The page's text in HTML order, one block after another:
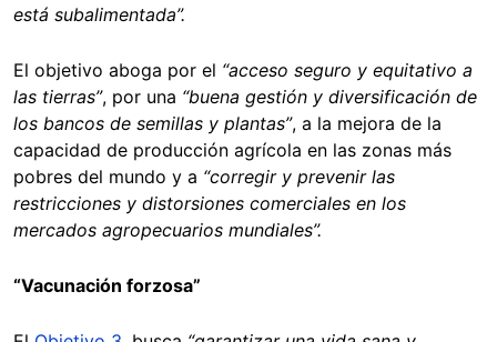
está subalimentada”.
El objetivo aboga por el “acceso seguro y equitativo a
las tierras”, por una “buena gestión y diversificación de
los bancos de semillas y plantas”, a la mejora de la
capacidad de producción agrícola en las zonas más
pobres del mundo y a “corregir y prevenir las
restricciones y distorsiones comerciales en los
mercados agropecuarios mundiales”.
“Vacunación forzosa”